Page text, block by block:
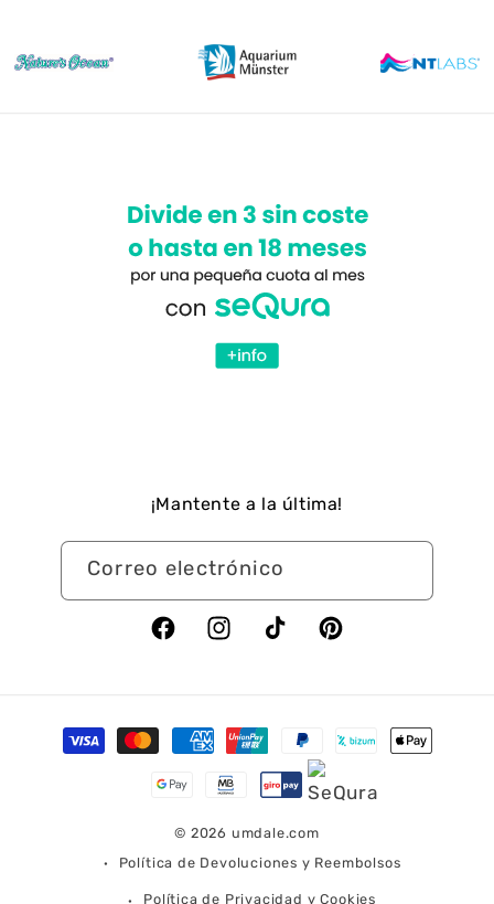
¡Mantente a la última!
Correo electrónico
FacebookInstagramTikTok Pinterest
Formas
de
© 2026 umdale.com
Política de Devoluciones y Reembolsos
Política de Privacidad y Cookies